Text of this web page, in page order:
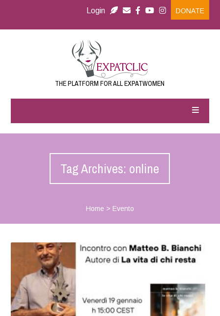
Login DONATE
THE PLATFORM FOR ALL EXPATWOMEN
Tag Archives: online
Home > Evento